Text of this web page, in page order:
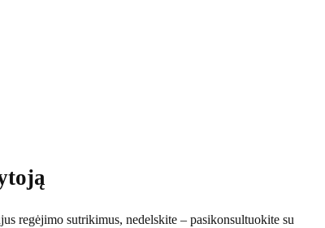
regėjimo sutrikimus, nedelskite – pasikonsultuokite su